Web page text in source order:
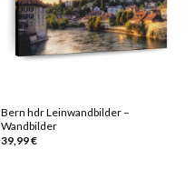
Bern hdr Leinwandbilder –
Wandbilder
39,99€